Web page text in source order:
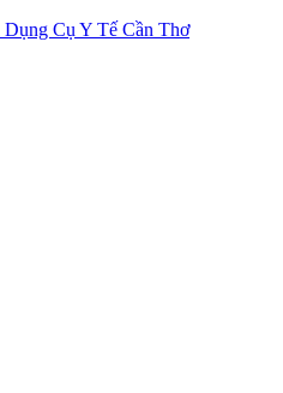
Dụng Cụ Y Tế Cần Thơ